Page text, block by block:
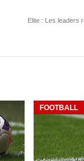
Elite : Les leaders
FOOTBALL